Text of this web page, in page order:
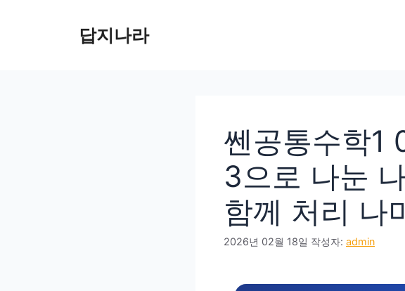
답지나라
쎈공통수학1
3으로 나눈
함께 처리 나
2026년 02월 18일 작성자: admin